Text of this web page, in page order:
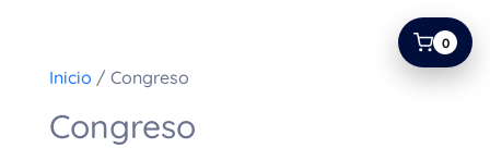
Inicio / Congreso
Congreso
0